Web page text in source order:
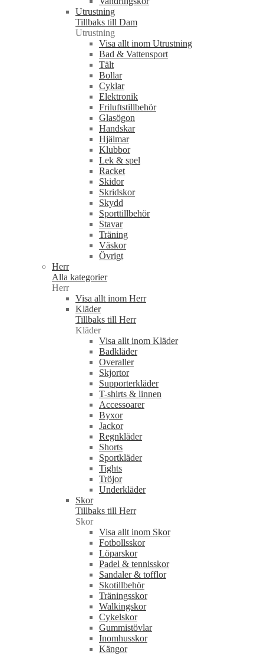
Utrustning
Tillbaks till Dam
Utrustning
Visa allt inom Utrustning
Bad & Vattensport
Tält
Bollar
Cyklar
Elektronik
Friluftstillbehör
Glasögon
Handskar
Hjälmar
Klubbor
Lek & spel
Racket
Skidor
Skridskor
Skydd
Sporttillbehör
Stavar
Träning
Väskor
Övrigt
Herr
Alla kategorier
Herr
Visa allt inom Herr
Kläder
Tillbaks till Herr
Kläder
Visa allt inom Kläder
Badkläder
Overaller
Skjortor
Supporterkläder
T-shirts & linnen
Accessoarer
Byxor
Jackor
Regnkläder
Shorts
Sportkläder
Tights
Tröjor
Underkläder
Skor
Tillbaks till Herr
Skor
Visa allt inom Skor
Fotbollsskor
Löparskor
Padel & tennisskor
Sandaler & tofflor
Skotillbehör
Träningsskor
Walkingskor
Cykelskor
Gummistövlar
Inomhusskor
Kängor